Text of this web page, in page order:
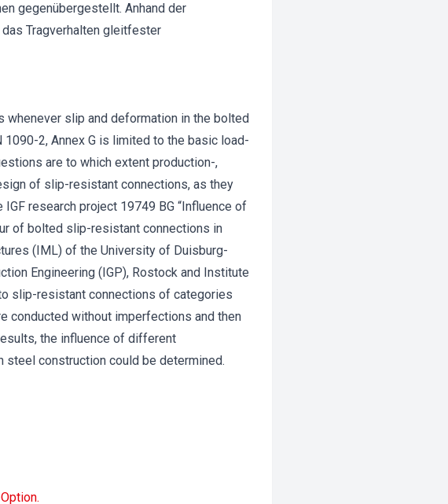
gegenübergestellt. Anhand der
Tragverhalten gleitfester
slip and deformation in the bolted
2, Annex G is limited to the basic load-
are to which extent production-,
of slip-resistant connections, as they
research project 19749 BG “Influence of
of bolted slip-resistant connections in
(IML) of the University of Duisburg-
Engineering (IGP), Rostock and Institute
slip-resistant connections of categories
conducted without imperfections and then
the influence of different
construction could be determined.